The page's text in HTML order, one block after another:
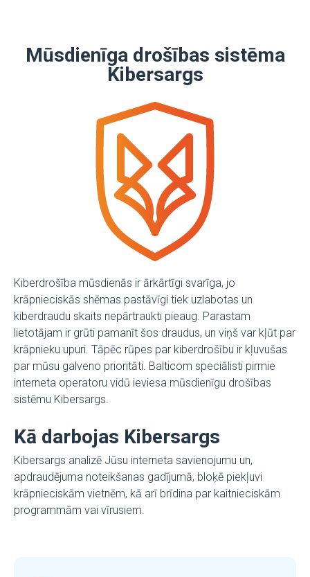
Mūsdienīga drošības sistēma
Kibersargs
Kiberdrošība mūsdienās ir ārkārtīgi svarīga, jo
krāpnieciskās shēmas pastāvīgi tiek uzlabotas un
kiberdraudu skaits nepārtraukti pieaug. Parastam
lietotājam ir grūti pamanīt šos draudus, un viņš var kļūt par
krāpnieku upuri. Tāpēc rūpes par kiberdrošību ir kļuvušas
par mūsu galveno prioritāti. Balticom speciālisti pirmie
interneta operatoru vidū ieviesa mūsdienīgu drošības
sistēmu Kibersargs.
Kā darbojas Kibersargs
Kibersargs analizē Jūsu interneta savienojumu un,
apdraudējuma noteikšanas gadījumā, bloķē piekļuvi
krāpnieciskām vietnēm, kā arī brīdina par kaitnieciskām
programmām vai vīrusiem.